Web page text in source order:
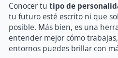
Conocer tu tipo de
tu futuro esté escrito ni que
posible. Más bien, es una
entender mejor cómo
entornos puedes brillar con